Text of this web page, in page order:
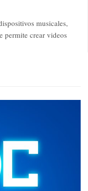
musicales,
permite crear videos